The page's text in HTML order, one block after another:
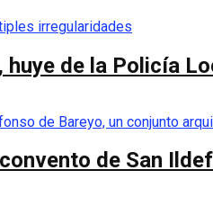
de la Policía
de San